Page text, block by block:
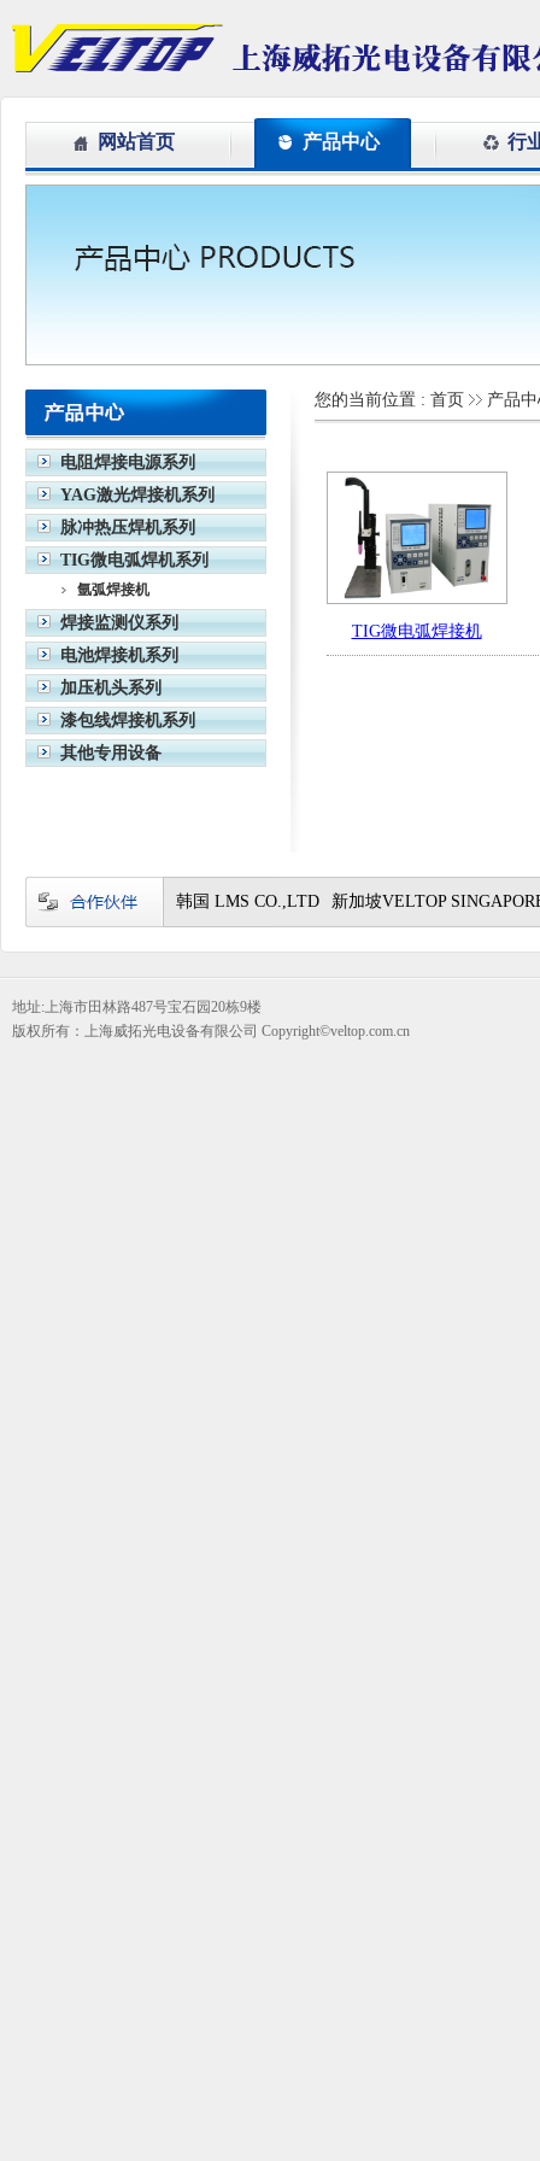
网站首页 产品中心 行
电阻焊接电源系列
YAG激光焊接机系列
脉冲热压焊机系列
TIG微电弧焊机系列
氩弧焊接机
焊接监测仪系列
电池焊接机系列
加压机头系列
漆包线焊接机系列
其他专用设备
您的当前位置 : 首页 产品中
TIG微电弧焊接机
韩国 LMS CO.,LTD 新加坡VELTOP
地址:上海市田林路487号宝石园20栋9楼
版权所有：上海威拓光电设备有限公司 Copyright©veltop.com.cn